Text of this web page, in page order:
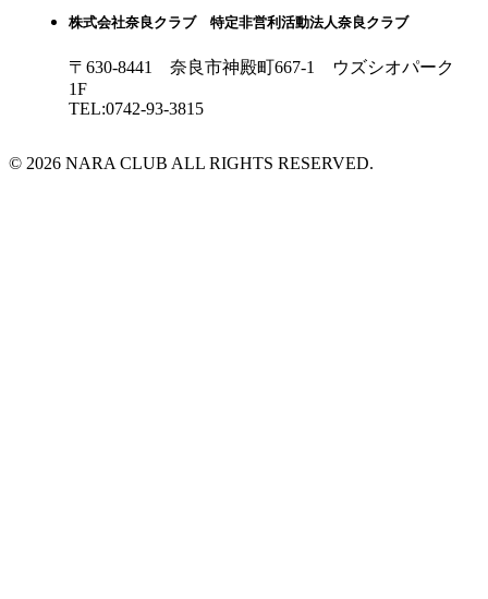
株式会社奈良クラブ 特定非営利活動法人奈良クラブ
〒630-8441 奈良市神殿町667-1
ウズシオパーク
1F
TEL:0742-93-3815
© 2026 NARA CLUB ALL RIGHTS RESERVED.